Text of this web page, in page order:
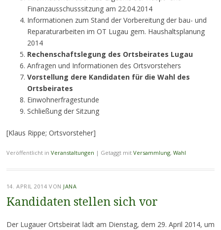
Finanzausschusssitzung am 22.04.2014
Informationen zum Stand der Vorbereitung der bau- und
Reparaturarbeiten im OT Lugau gem. Haushaltsplanung
2014
Rechenschaftslegung des Ortsbeirates Lugau
Anfragen und Informationen des Ortsvorstehers
Vorstellung dere Kandidaten für die Wahl des
Ortsbeirates
Einwohnerfragestunde
Schließung der Sitzung
[Klaus Rippe; Ortsvorsteher]
Veröffentlicht in Veranstaltungen | Getaggt mit Versammlung, Wahl
14. APRIL 2014 VON JANA
Kandidaten stellen sich vor
Der Lugauer Ortsbeirat lädt am Dienstag, dem 29. April 2014, um